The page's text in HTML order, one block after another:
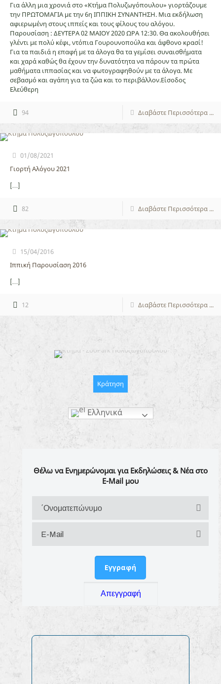
Για άλλη μια χρονιά στο «Κτήμα Πολυζωγόπουλου» γιορτάζουμε
την ΠΡΩΤΟΜΑΓΙΑ με την 6η ΙΠΠΙΚΗ ΣΥΝΑΝΤΗΣΗ. Μια εκδήλωση
αφιερωμένη στους ιππείς και τους φίλους του αλόγου.
Παρουσίαση : ΔΕΥΤΕΡΑ 02 ΜΑΙΟΥ 2020 ΩΡΑ 12:30. Θα ακολουθήσει
γλέντι με πολύ κέφι, ντόπια Γουρουνοπούλα και άφθονο κρασί!
Για τα παιδιά η επαφή με τα άλογα θα τα γεμίσει συναισθήματα
και χαρά καθώς θα έχουν την δυνατότητα να πάρουν τα πρώτα
μαθήματα ιππασίας και να φωτογραφηθούν με τα άλογα. Με
σεβασμό και αγάπη για τα ζώα και το περιβάλλον.Είσοδος
Ελεύθερη
94 Διαβάστε Περισσότερα ...
01/08/2021
Γιορτή Αλόγου 2021
[…]
82 Διαβάστε Περισσότερα ...
15/04/2016
Ιππική Παρουσίαση 2016
[…]
12 Διαβάστε Περισσότερα ...
Κράτηση
Ελληνικά
Θέλω να Ενημερώνομαι για Εκδηλώσεις & Νέα στο
E-Mail μου